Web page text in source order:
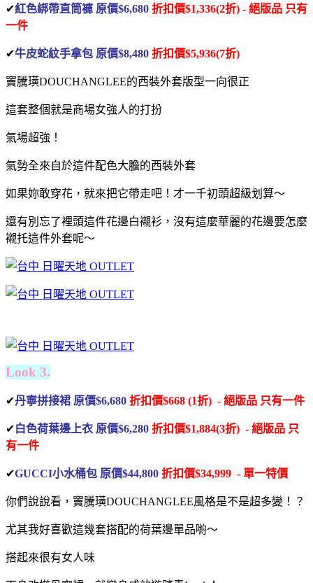
✔紅色綁帶直筒褲 原價$6,680 折扣價$1,336(2折) - 絕版品 只有
一件
✔牛皮蛇紋手拿包 原價$8,480 折扣價$5,936(7折)
竇騰璜DOUCHANGLEE的西裝外套版型一向很正
這套整個就是商場女強人的打扮
氣場超強！
氣勢全來自於這件配色大膽的西裝外套
如果妳敢穿花，就來把它帶走吧！才一千初頭超級划算～
還有別忘了裡頭這件花邊白襯衫，沒有這麼華麗的花邊要怎麼
襯托這件外套呢～
Look 3.
✔丹寧拼接裙 原價$6,680 折扣價$668 (1折) - 絕版品 只有一件
✔白色荷葉邊上衣 原價$6,280 折扣價$1,884(3折) - 絕版品 只
有一件
✔GUCCI小水桶包 原價$44,800 折扣價$34,999 - 單一特價
你們說說看， 竇騰璜DOUCHANGLEE風格是不是超多變！？
尤其我好喜歡這幾套搭配的荷葉邊單品喲～
搭起來很有女人味